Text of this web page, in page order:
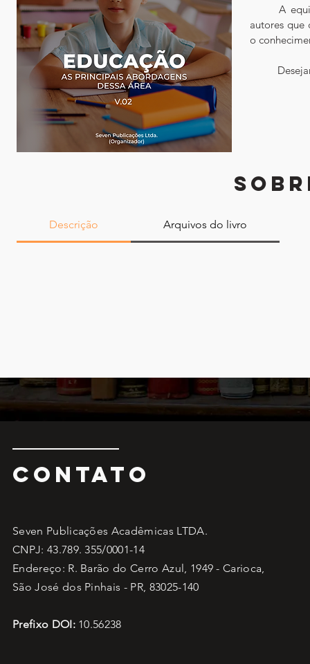
	A equipe da Seven Editora expressa sua sincera gratidão e reconhecimento aos
autores que
o
Descrição Arquivos do livro
CONTATO
Seven Publicações Acadêmicas LTDA.
CNPJ: 43.789. 355/0001-14
Endereço: R. Barão do Cerro Azul, 1949 - Carioca,
São José dos Pinhais - PR, 83025-140
Prefixo DOI:10.56238